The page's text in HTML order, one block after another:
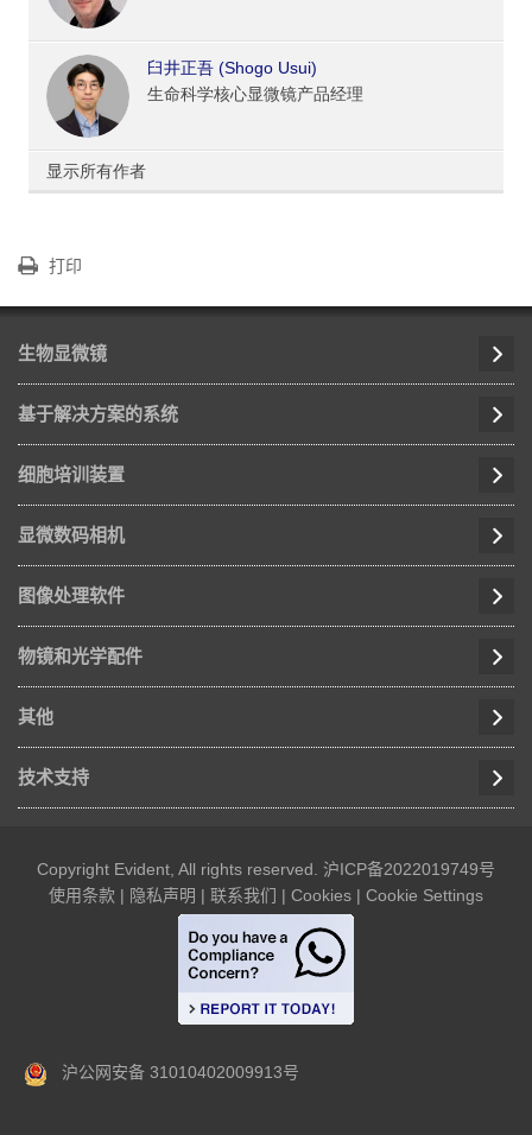
臼井正吾 (Shogo Usui)
生命科学核心显微镜产品经理
显示所有作者
打印
生物显微镜
基于解决方案的系统
细胞培训装置
显微数码相机
图像处理软件
物镜和光学配件
其他
技术支持
Copyright Evident, All rights reserved. 沪ICP备2022019749号
使用条款 | 隐私声明 | 联系我们 | Cookies | Cookie Settings
沪公网安备 31010402009913号